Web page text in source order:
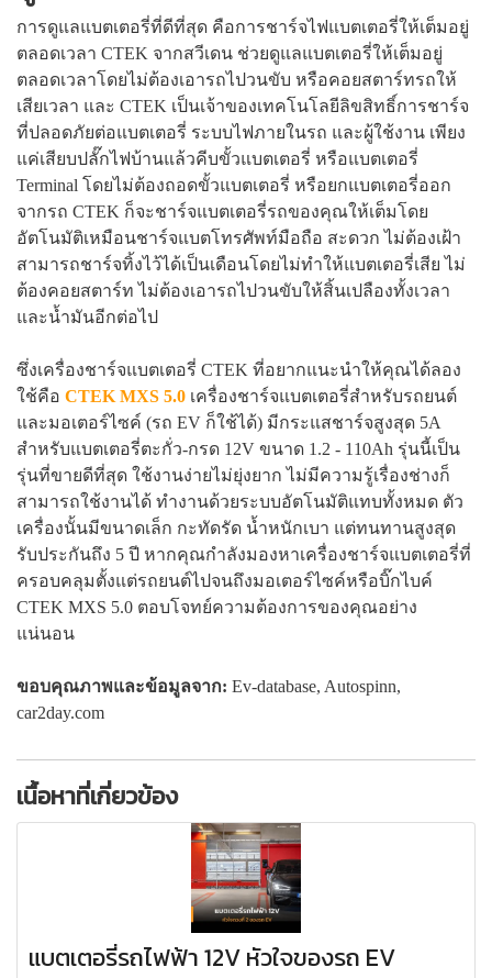
การดูแลแบตเตอรี่ที่ดีที่สุด คือการชาร์จไฟแบตเตอรี่ให้เต็มอยู่
ตลอดเวลา CTEK จากสวีเดน ช่วยดูแลแบตเตอรี่ให้เต็มอยู่
ตลอดเวลาโดยไม่ต้องเอารถไปวนขับ หรือคอยสตาร์ทรถให้
เสียเวลา และ CTEK เป็นเจ้าของเทคโนโลยีลิขสิทธิ์การชาร์จ
ที่ปลอดภัยต่อแบตเตอรี่ ระบบไฟภายในรถ และผู้ใช้งาน เพียง
แค่เสียบปลั๊กไฟบ้านแล้วคีบขั้วแบตเตอรี่ หรือแบตเตอรี่
Terminal โดยไม่ต้องถอดขั้วแบตเตอรี่ หรือยกแบตเตอรี่ออก
จากรถ CTEK ก็จะชาร์จแบตเตอรี่รถของคุณให้เต็มโดย
อัตโนมัติเหมือนชาร์จแบตโทรศัพท์มือถือ สะดวก ไม่ต้องเฝ้า
สามารถชาร์จทิ้งไว้ได้เป็นเดือนโดยไม่ทำให้แบตเตอรี่เสีย ไม่
ต้องคอยสตาร์ท ไม่ต้องเอารถไปวนขับให้สิ้นเปลืองทั้งเวลา
และน้ำมันอีกต่อไป
ซึ่งเครื่องชาร์จแบตเตอรี่ CTEK ที่อยากแนะนำให้คุณได้ลอง
ใช้คือ CTEK MXS 5.0 เครื่องชาร์จแบตเตอรี่สำหรับรถยนต์
และมอเตอร์ไซค์ (รถ EV ก็ใช้ได้) มีกระแสชาร์จสูงสุด 5A
สำหรับแบตเตอรี่ตะกั่ว-กรด 12V ขนาด 1.2 - 110Ah รุ่นนี้เป็น
รุ่นที่ขายดีที่สุด ใช้งานง่ายไม่ยุ่งยาก ไม่มีความรู้เรื่องช่างก็
สามารถใช้งานได้ ทำงานด้วยระบบอัตโนมัติแทบทั้งหมด ตัว
เครื่องนั้นมีขนาดเล็ก กะทัดรัด น้ำหนักเบา แต่ทนทานสูงสุด
รับประกันถึง 5 ปี หากคุณกำลังมองหาเครื่องชาร์จแบตเตอรี่ที่
ครอบคลุมตั้งแต่รถยนต์ไปจนถึงมอเตอร์ไซค์หรือบิ๊กไบค์
CTEK MXS 5.0 ตอบโจทย์ความต้องการของคุณอย่าง
แน่นอน
ขอบคุณภาพและข้อมูลจาก: Ev-database, Autospinn,
car2day.com
เนื้อหาที่เกี่ยวข้อง
แบตเตอรี่รถไฟฟ้า 12V หัวใจของรถ EV